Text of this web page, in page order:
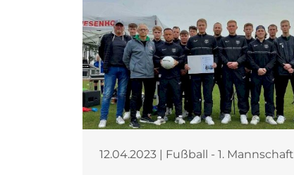
12.04.2023 | Fußball - 1. Mannschaft